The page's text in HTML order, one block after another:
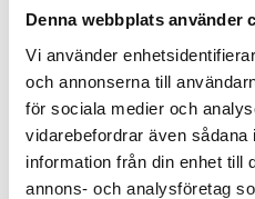
Denna webbplats använder
Vi använder
och annonserna till
för sociala medier och
vidarebefordrar även sådana
information från din enhet till
annons- och analysföretag